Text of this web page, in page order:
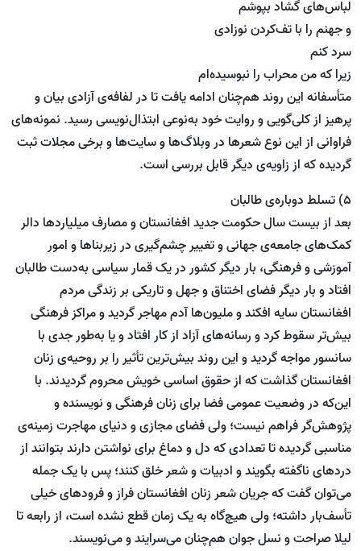
لباس‌های گشاد بپوشم
و جهنم را با تف‌كردن نوزادی
سرد كنم
زیرا كه من محراب را نبوسیده‌ام
متأسفانه این روند هم‌چنان ادامه یافت تا در لفافه‌ی آزادی بیان و
پرهیز از کلی‌گویی و روایت خود به‌نوعی ابتذال‌نویسی رسید. نمونه‌های
فراوانی از این نوع شعرها در وبلاگ‌ها و سایت‌ها و برخی مجلات ثبت
گردیده که از زاویه‌ی دیگر قابل بررسی است.
5) تسلط دوباره‌ی طالبان
بعد از بیست سال حکومت جدید افغانستان و مصارف میلیاردها دالر
کمک‌های جامعه‌ی جهانی و تغییر چشم‌گیری در زیربناها و امور
آموزشی و فرهنگی، بار دیگر کشور در یک قمار سیاسی به‌دست طالبان
افتاد و بار دیگر فضای اختناق و جهل و تاریکی بر زندگی مردم
افغانستان سایه افکند و ملیون‌ها آدم مهاجر گردید و مراکز فرهنگی
بیش‌تر سقوط کرد و رسانه‌های آزاد از کار افتاد و یا به‌طور جدی با
سانسور مواجه گردید و این روند بیش‌ترین تأثیر را بر روحیه‌ی زنان
افغانستان گذاشت که از حقوق اساسی خویش محروم گردیدند. با
این‌که در وضعیت عمومی فضا برای زنان فرهنگی و نویسنده و
پژوهش‌گر فراهم نیست؛ ولی فضای مجازی و دنیای مهاجرت زمینه‌ی
مناسبی گردیده تا تعدادی که دل و دماغ برای نواشتن دارند بتوانند از
دردهای ناگفته بگویند و ادبیات و شعر خلق کنند؛ پس با یک جمله
می‌توان گفت که جریان شعر زنان افغانستان فراز و فرودهای خیلی
تأسف‌بار داشته؛ ولی هیچ‌گاه به یک زمان قطع نشده است، از رابعه تا
لیلا صراحت و نسل جوان هم‌چنان می‌سرایند و می‌نویسند.